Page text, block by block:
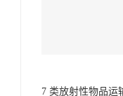
7 类放射性物品运